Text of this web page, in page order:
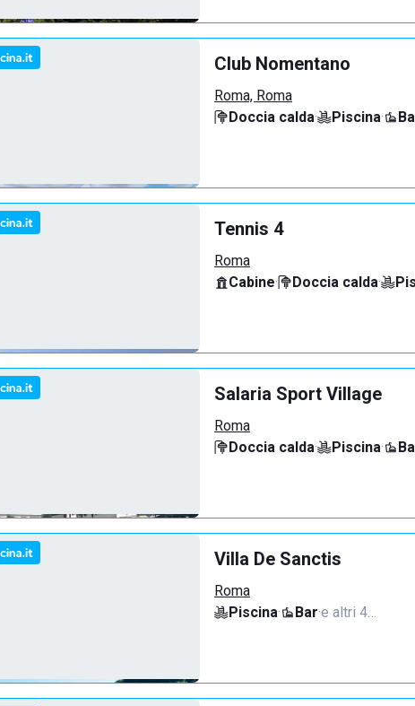
Club Nomentano
Roma, Roma
Doccia calda· Piscina·
Tennis 4
Roma
Cabine· Doccia calda·
Salaria Sport Village
Roma
Doccia calda· Piscina·
Villa De Sanctis
Roma
Piscina· Bar·e altri 4…